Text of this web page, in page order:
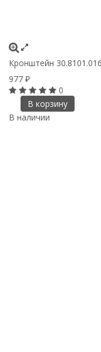
Кронштейн
977 ₽
0
В корзину
В наличии